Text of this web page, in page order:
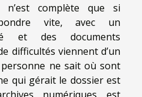
complète que si
vite, avec un
et des documents
difficultés viennent d’un
ne sait où sont
qui gérait le dossier est